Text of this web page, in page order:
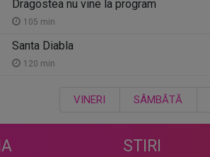
Dragostea nu vine la program
105 min
Santa Diabla
120 min
VINERI SÂMBĂTĂ
STIRI